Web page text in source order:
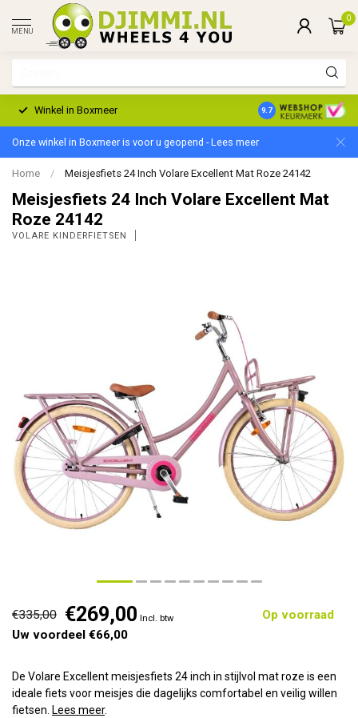
MENU
0
Winkel in Boxmeer 2 Jaar Garantie
9.7
Onze winkel in Boxmeer is voor u geopend - Lees meer
Home / Meisjesfiets 24 Inch Volare Excellent Mat Roze 24142
Meisjesfiets 24 Inch Volare Excellent Mat
Roze 24142
VOLARE KINDERFIETSEN
€335,00 €269,00 Incl. btw
Op voorraad
Uw voordeel €66,00
De Volare Excellent meisjesfiets 24 inch in stijlvol mat roze is een
ideale fiets voor meisjes die dagelijks comfortabel en veilig willen
fietsen. Lees meer.